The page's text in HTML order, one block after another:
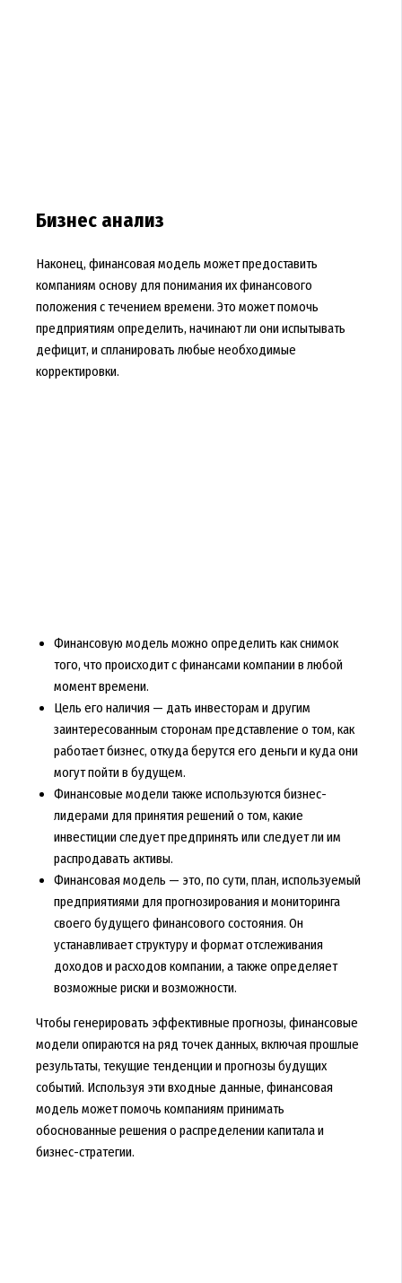
Бизнес анализ
Наконец, финансовая модель может предоставить
компаниям основу для понимания их финансового
положения с течением времени. Это может помочь
предприятиям определить, начинают ли они испытывать
дефицит, и спланировать любые необходимые
корректировки.
Финансовую модель можно определить как снимок
того, что происходит с финансами компании в любой
момент времени.
Цель его наличия — дать инвесторам и другим
заинтересованным сторонам представление о том, как
работает бизнес, откуда берутся его деньги и куда они
могут пойти в будущем.
Финансовые модели также используются бизнес-
лидерами для принятия решений о том, какие
инвестиции следует предпринять или следует ли им
распродавать активы.
Финансовая модель — это, по сути, план, используемый
предприятиями для прогнозирования и мониторинга
своего будущего финансового состояния. Он
устанавливает структуру и формат отслеживания
доходов и расходов компании, а также определяет
возможные риски и возможности.
Чтобы генерировать эффективные прогнозы, финансовые
модели опираются на ряд точек данных, включая прошлые
результаты, текущие тенденции и прогнозы будущих
событий. Используя эти входные данные, финансовая
модель может помочь компаниям принимать
обоснованные решения о распределении капитала и
бизнес-стратегии.